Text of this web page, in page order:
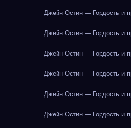
Джейн Остин — Гордость и
Джейн Остин — Гордость и
Джейн Остин — Гордость и
Джейн Остин — Гордость и
Джейн Остин — Гордость и
Джейн Остин — Гордость и